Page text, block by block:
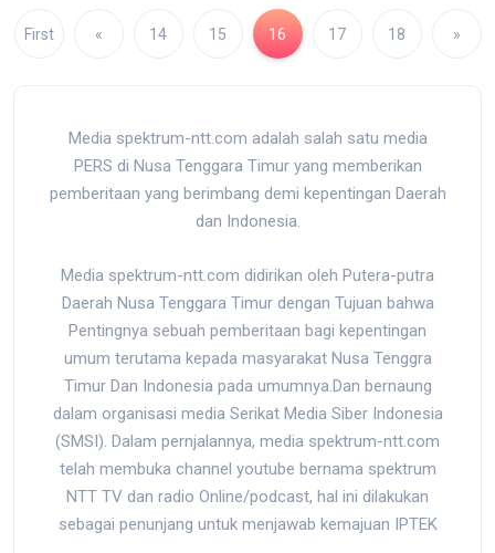
First « 14 15 16 17 18 »
Media spektrum-ntt.com adalah salah satu media
PERS di Nusa Tenggara Timur yang memberikan
pemberitaan yang berimbang demi kepentingan Daerah
dan Indonesia.
Media spektrum-ntt.com didirikan oleh Putera-putra
Daerah Nusa Tenggara Timur dengan Tujuan bahwa
Pentingnya sebuah pemberitaan bagi kepentingan
umum terutama kepada masyarakat Nusa Tenggra
Timur Dan Indonesia pada umumnya.Dan bernaung
dalam organisasi media Serikat Media Siber Indonesia
(SMSI). Dalam pernjalannya, media spektrum-ntt.com
telah membuka channel youtube bernama spektrum
NTT TV dan radio Online/podcast, hal ini dilakukan
sebagai penunjang untuk menjawab kemajuan IPTEK